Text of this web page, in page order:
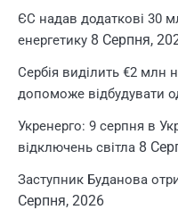
ЄС надав додаткові 30
енергетику 8 Серпня,
Сербія виділить €2 млн
допоможе відбудувати
Укренерго: 9 серпня в
відключень світла 8
Заступник Буданова
Серпня, 2026